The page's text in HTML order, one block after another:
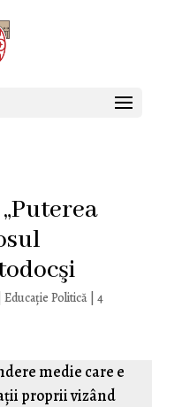
Educaţie Politică| 4
medie care e
proprii vizând